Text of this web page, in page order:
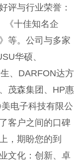
评与行业荣誉：
《十佳知名企
等。公司与多家
华硕、
、DARFON达方
茂森集团、HP惠
电子科技有限公
客户之间的口碑
，期盼您的到
文化：创新、卓